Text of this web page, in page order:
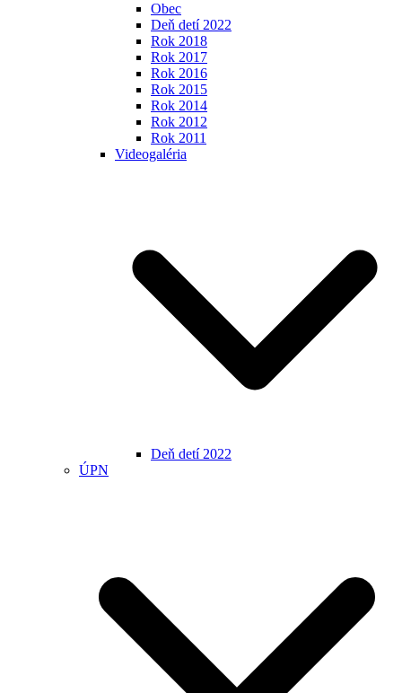
Obec
Deň detí 2022
Rok 2018
Rok 2017
Rok 2016
Rok 2015
Rok 2014
Rok 2012
Rok 2011
Videogaléria
Deň detí 2022
ÚPN